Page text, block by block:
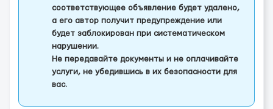
соответствующее объявление будет удалено,
а его автор получит предупреждение или
будет заблокирован при систематическом
нарушении.
Не передавайте документы и не оплачивайте
услуги, не убедившись в их безопасности для
вас.